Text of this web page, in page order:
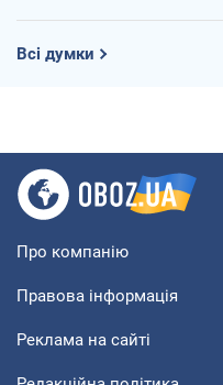
Всі думки
Про компанію
Правова інформація
Реклама на сайті